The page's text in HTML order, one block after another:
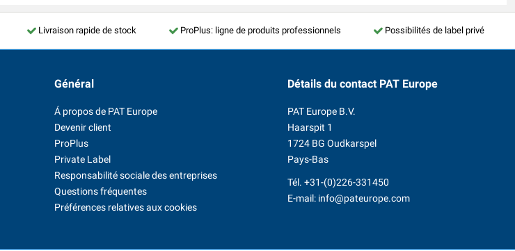
Livraison rapide de stock ProPlus: ligne de produits professionnels Possibilités de label privé
Général
Á propos de PAT Europe
Devenir client
ProPlus
Private Label
Responsabilité sociale des entreprises
Questions fréquentes
Préférences relatives aux cookies
Détails du contactPAT Europe
PAT Europe B.V.
Haarspit 1
1724 BG Oudkarspel
Pays-Bas
Tél. +31-(0)226-331450
E-mail: info@pateurope.com